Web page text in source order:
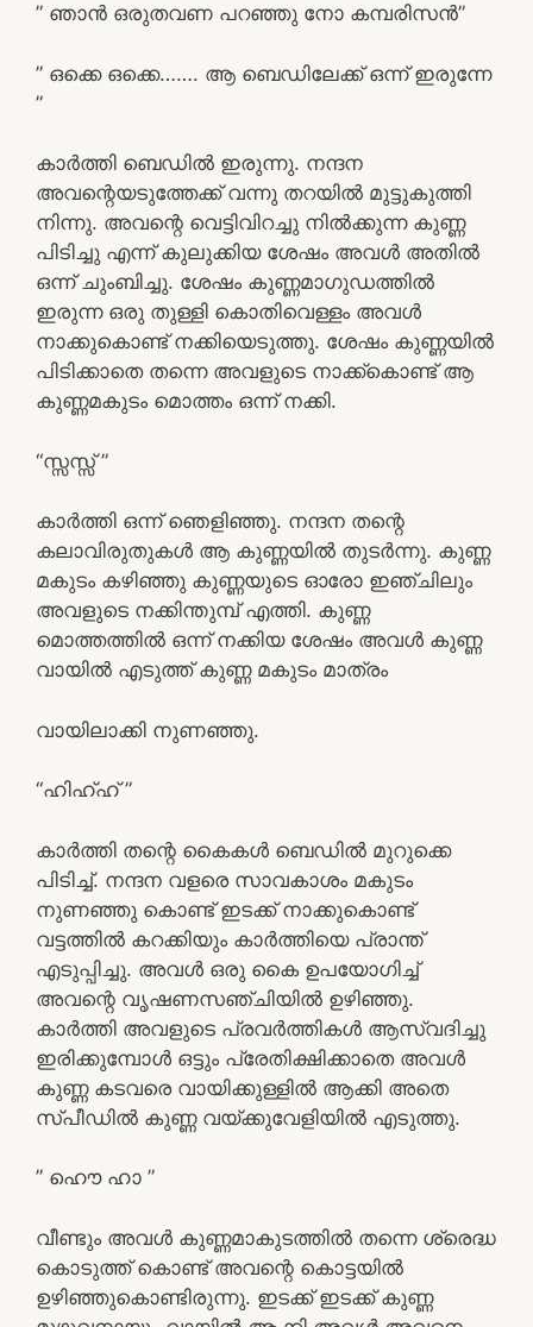
” ഞാൻ ഒരുതവണ പറഞ്ഞു നോ കമ്പരിസൻ”
” ഒക്കെ ഒക്കെ……. ആ ബെഡിലേക്ക് ഒന്ന് ഇരുന്നേ
”
കാർത്തി ബെഡിൽ ഇരുന്നു. നന്ദന
അവന്റെയടുത്തേക്ക് വന്നു തറയിൽ മുട്ടുകുത്തി
നിന്നു. അവന്റെ വെട്ടിവിറച്ചു നിൽക്കുന്ന കുണ്ണ
പിടിച്ചു എന്ന് കുലുക്കിയ ശേഷം അവൾ അതിൽ
ഒന്ന് ചുംബിച്ചു. ശേഷം കുണ്ണമാഗുഡത്തിൽ
ഇരുന്ന ഒരു തുള്ളി കൊതിവെള്ളം അവൾ
നാക്കുകൊണ്ട് നക്കിയെടുത്തു. ശേഷം കുണ്ണയിൽ
പിടിക്കാതെ തന്നെ അവളുടെ നാക്ക്കൊണ്ട് ആ
കുണ്ണമകുടം മൊത്തം ഒന്ന് നക്കി.
“സ്സസ്സ് ”
കാർത്തി ഒന്ന് ഞെളിഞ്ഞു. നന്ദന തന്റെ
കലാവിരുതുകൾ ആ കുണ്ണയിൽ തുടർന്നു. കുണ്ണ
മകുടം കഴിഞ്ഞു കുണ്ണയുടെ ഓരോ ഇഞ്ചിലും
അവളുടെ നക്കിന്തുമ്പ് എത്തി. കുണ്ണ
മൊത്തത്തിൽ ഒന്ന് നക്കിയ ശേഷം അവൾ കുണ്ണ
വായിൽ എടുത്ത് കുണ്ണ മകുടം മാത്രം
വായിലാക്കി നുണഞ്ഞു.
“ഹിഹ്ഹ് ”
കാർത്തി തന്റെ കൈകൾ ബെഡിൽ മുറുക്കെ
പിടിച്ച്. നന്ദന വളരെ സാവകാശം മകുടം
നുണഞ്ഞു കൊണ്ട് ഇടക്ക് നാക്കുകൊണ്ട്
വട്ടത്തിൽ കറക്കിയും കാർത്തിയെ പ്രാന്ത്
എടുപ്പിച്ചു. അവൾ ഒരു കൈ ഉപയോഗിച്ച്
അവന്റെ വൃഷണസഞ്ചിയിൽ ഉഴിഞ്ഞു.
കാർത്തി അവളുടെ പ്രവർത്തികൾ ആസ്വദിച്ചു
ഇരിക്കുമ്പോൾ ഒട്ടും പ്രേതിക്ഷിക്കാതെ അവൾ
കുണ്ണ കടവരെ വായിക്കുള്ളിൽ ആക്കി അതെ
സ്പീഡിൽ കുണ്ണ വയ്ക്കുവേളിയിൽ എടുത്തു.
” ഹൌ ഹാ ”
വീണ്ടും അവൾ കുണ്ണമാകുടത്തിൽ തന്നെ ശ്രെദ്ധ
കൊടുത്ത് കൊണ്ട് അവന്റെ കൊട്ടയിൽ
ഉഴിഞ്ഞുകൊണ്ടിരുന്നു. ഇടക്ക് ഇടക്ക് കുണ്ണ